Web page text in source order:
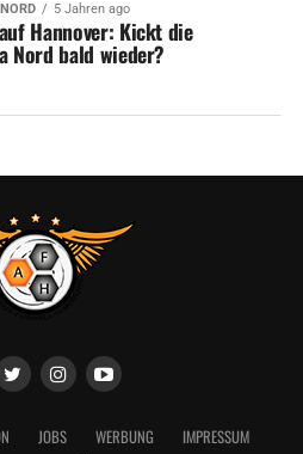
5 Jahren ago
Hannover: Kickt die
Nord bald wieder?
JOBS WERBUNG
IMPRESSUM